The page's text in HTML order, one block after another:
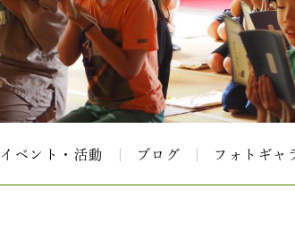
イベント・活動 ブログ フォトギャ